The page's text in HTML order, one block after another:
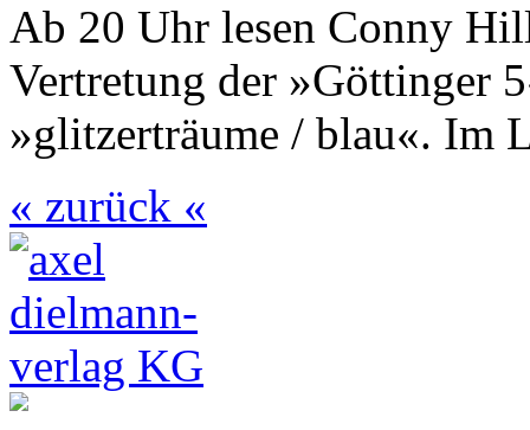
Ab 20 Uhr lesen Conny
Vertretung der »Göttinger
»glitzerträume / blau«. Im
« zurück «